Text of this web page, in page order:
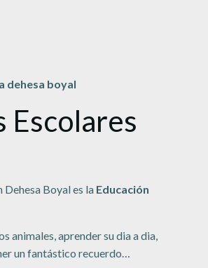
dehesa boyal
Boyal es la Educación
animales, aprender su dia a dia,
un fantástico recuerdo…